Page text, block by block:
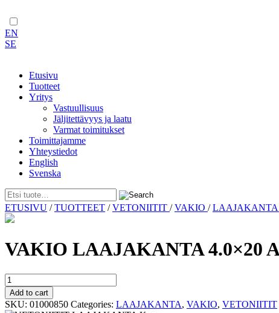
EN
SE
Etusivu
Tuotteet
Yritys
Vastuullisuus
Jäljitettävyys ja laatu
Varmat toimitukset
Toimittajamme
Yhteystiedot
English
Svenska
Skip
to
ETUSIVU /TUOTTEET /VETONIITIT /VAKIO /LAAJAKANTA
VAKIO LAAJAKANTA 4.0×20
VAKIO
LAAJAKANTA
4.0x20
AL/ST
Add to cart
SKU: 01000850 Categories: LAAJAKANTA, VAKIO, VETONIITIT